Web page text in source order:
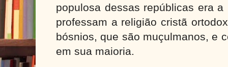
populosa dessas repúblicas era
professam a religião cristã
bósnios, que são muçulmanos, e
em sua maioria.